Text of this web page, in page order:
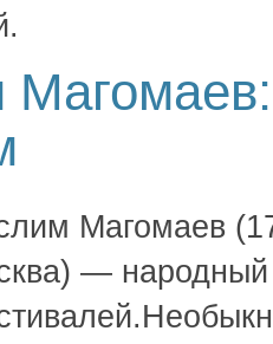
Магомаев
—